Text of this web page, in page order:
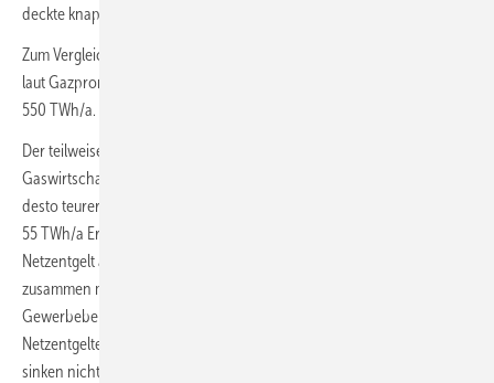
deckte knapp die Hälfte dieser Importe ab.
Zum Vergleich: Die Pipelines Nord Stream 1 und Nord Stream 2 haben
laut Gazprom jeweils eine nominelle Transportkapazität vom
550 TWh/a.
Der teilweise Erdgas-Ausstieg dürfte einen Effekt haben, den die
Gaswirtschaft fürchten muss: Je weniger Erdgas verbraucht wird,
desto teurer wird Erdgas für die Kunden. Allein die Einsparung von
55 TWh/a Erdgas in Wohngebäuden würden die Einnahmen aus dem
Netzentgelt auf Preisbasis 2021 um rund 875 Mio. Euro verringern,
zusammen mit den Einsparungen in der Industrie und
Gewerbebereich wären es über 1 Mrd. Euro. Deutlich steigende
Netzentgelte wären unvermeidbar, denn die Kosten für die Netze
sinken nicht analog. Steigende Preise könnten dann den